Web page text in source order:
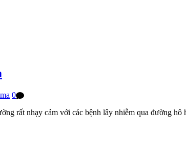
0
rất nhạy cảm với các bệnh lây nhiễm qua đường